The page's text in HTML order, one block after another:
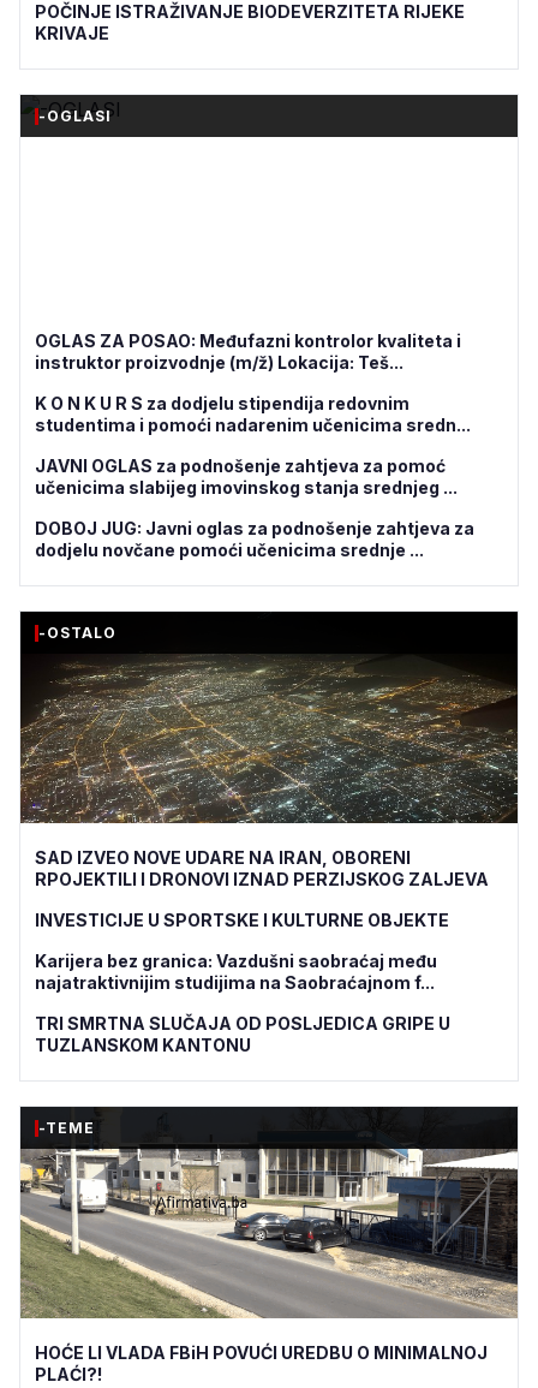
POČINJE ISTRAŽIVANJE BIODEVERZITETA RIJEKE
KRIVAJE
-OGLASI
OGLAS ZA POSAO: Međufazni kontrolor kvaliteta i
instruktor proizvodnje (m/ž) Lokacija: Teš...
K O N K U R S za dodjelu stipendija redovnim
studentima i pomoći nadarenim učenicima sredn...
JAVNI OGLAS za podnošenje zahtjeva za pomoć
učenicima slabijeg imovinskog stanja srednjeg ...
DOBOJ JUG: Javni oglas za podnošenje zahtjeva za
dodjelu novčane pomoći učenicima srednje ...
-OSTALO
SAD IZVEO NOVE UDARE NA IRAN, OBORENI
RPOJEKTILI I DRONOVI IZNAD PERZIJSKOG ZALJEVA
INVESTICIJE U SPORTSKE I KULTURNE OBJEKTE
Karijera bez granica: Vazdušni saobraćaj među
najatraktivnijim studijima na Saobraćajnom f...
TRI SMRTNA SLUČAJA OD POSLJEDICA GRIPE U
TUZLANSKOM KANTONU
-TEME
HOĆE LI VLADA FBiH POVUĆI UREDBU O MINIMALNOJ
PLAĆI?!